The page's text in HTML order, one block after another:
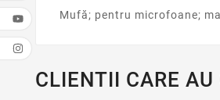
Mufă; pentru microfoane;
CLIENTII CARE